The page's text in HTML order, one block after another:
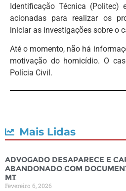
Identificação Técnica
acionadas para realizar os
iniciar as investigações sobre o
Até o momento, não há
motivação do homicídio. O
Polícia Civil.
Mais Lidas
Advogado desaparece e
abandonado com
MT
Fevereiro 6, 2026